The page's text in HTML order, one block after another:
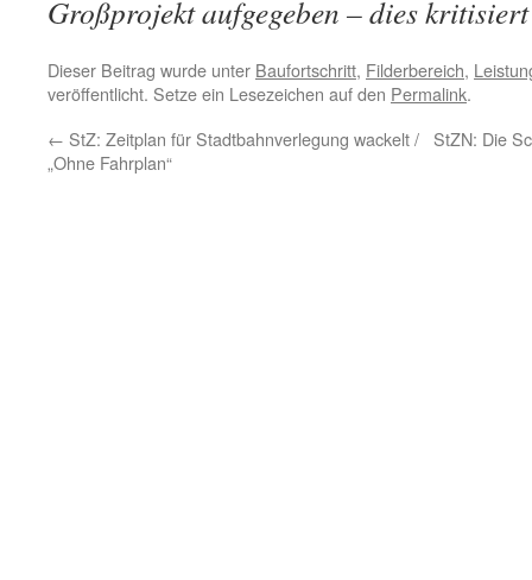
Großprojekt aufgegeben – dies
Dieser Beitrag wurde unter Baufortschritt, Filderbereich,
veröffentlicht. Setze ein Lesezeichen auf den Permalink.
← StZ: Zeitplan für Stadtbahnverlegung wackelt /
„Ohne Fahrplan“
StZN: Die